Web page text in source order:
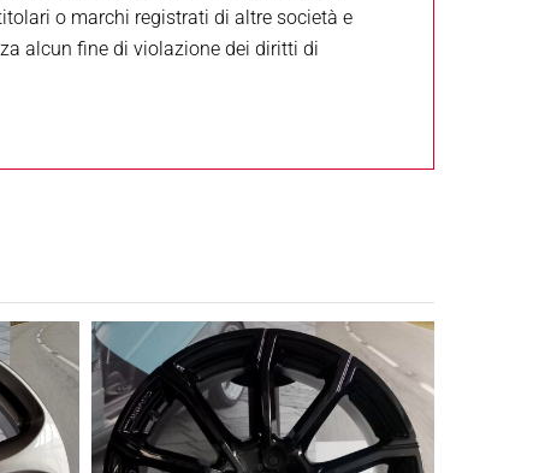
o marchi registrati di altre società e
alcun fine di violazione dei diritti di